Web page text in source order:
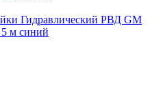
Гидравлический РВД GM
5 м синий